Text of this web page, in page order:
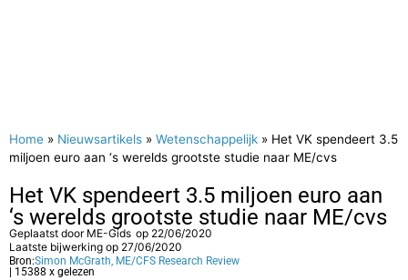
Home » Nieuwsartikels » Wetenschappelijk » Het VK spendeert 3.5
miljoen euro aan ‘s werelds grootste studie naar ME/cvs
Het VK spendeert 3.5 miljoen euro aan
‘s werelds grootste studie naar ME/cvs
Geplaatst door ME-Gids op 22/06/2020
Laatste bijwerking op 27/06/2020
Bron:Simon McGrath, ME/CFS Research Review
| 15388 x gelezen